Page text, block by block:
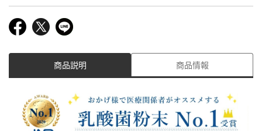
商品説明 商品情報